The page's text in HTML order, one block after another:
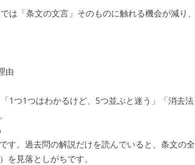
「条文の文言」そのものに触れる機会が減り、
由
1つ1つはわかるけど、5つ並ぶと迷う」「消去法
す。過去問の解説だけを読んでいると、条文の全
を見落としがちです。